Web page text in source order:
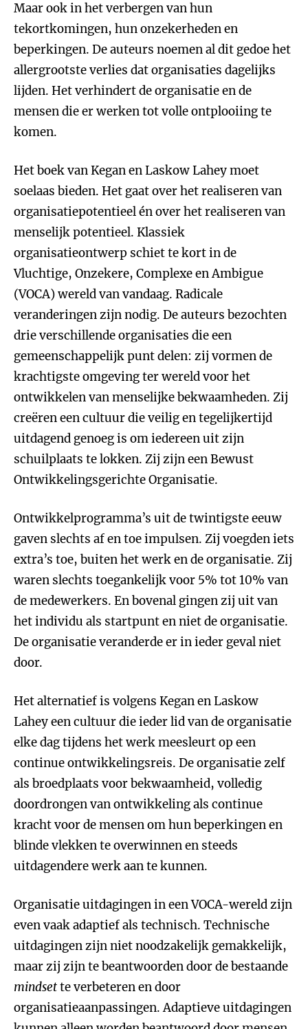
Maar ook in het verbergen van hun
tekortkomingen, hun onzekerheden en
beperkingen. De auteurs noemen al dit gedoe het
allergrootste verlies dat organisaties dagelijks
lijden. Het verhindert de organisatie en de
mensen die er werken tot volle ontplooiing te
komen.
Het boek van Kegan en Laskow Lahey moet
soelaas bieden. Het gaat over het realiseren van
organisatiepotentieel én over het realiseren van
menselijk potentieel. Klassiek
organisatieontwerp schiet te kort in de
Vluchtige, Onzekere, Complexe en Ambigue
(VOCA) wereld van vandaag. Radicale
veranderingen zijn nodig. De auteurs bezochten
drie verschillende organisaties die een
gemeenschappelijk punt delen: zij vormen de
krachtigste omgeving ter wereld voor het
ontwikkelen van menselijke bekwaamheden. Zij
creëren een cultuur die veilig en tegelijkertijd
uitdagend genoeg is om iedereen uit zijn
schuilplaats te lokken. Zij zijn een Bewust
Ontwikkelingsgerichte Organisatie.
Ontwikkelprogramma’s uit de twintigste eeuw
gaven slechts af en toe impulsen. Zij voegden iets
extra’s toe, buiten het werk en de organisatie. Zij
waren slechts toegankelijk voor 5% tot 10% van
de medewerkers. En bovenal gingen zij uit van
het individu als startpunt en niet de organisatie.
De organisatie veranderde er in ieder geval niet
door.
Het alternatief is volgens Kegan en Laskow
Lahey een cultuur die ieder lid van de organisatie
elke dag tijdens het werk meesleurt op een
continue ontwikkelingsreis. De organisatie zelf
als broedplaats voor bekwaamheid, volledig
doordrongen van ontwikkeling als continue
kracht voor de mensen om hun beperkingen en
blinde vlekken te overwinnen en steeds
uitdagendere werk aan te kunnen.
Organisatie uitdagingen in een VOCA-wereld zijn
even vaak adaptief als technisch. Technische
uitdagingen zijn niet noodzakelijk gemakkelijk,
maar zij zijn te beantwoorden door de bestaande
mindsette verbeteren en door
organisatieaanpassingen. Adaptieve uitdagingen